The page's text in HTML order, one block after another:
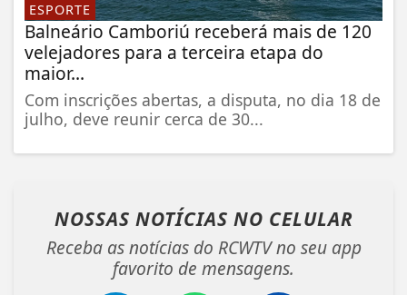
ESPORTE
Balneário Camboriú receberá mais de 120
velejadores para a terceira etapa do
maior...
Com inscrições abertas, a disputa, no dia 18 de
julho, deve reunir cerca de 30...
NOSSAS NOTÍCIAS NO CELULAR
Receba as notícias do RCWTV no seu app
favorito de mensagens.